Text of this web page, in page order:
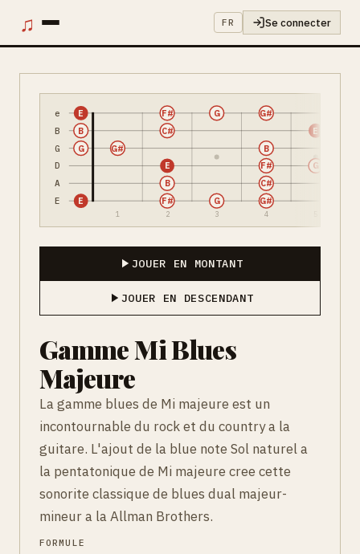
♫ FR Se connecter
e
B
G
D
A
E
1 2 3 4
E F# G G#
B C#
E F# G
G G# B
B C# E
E F# G G#
JOUER EN MONTANT
JOUER EN DESCENDANT
Gamme Mi Blues
Majeure
La gamme blues de Mi majeure est un
incontournable du rock et du country a la
guitare. L'ajout de la blue note Sol naturel a
la pentatonique de Mi majeure cree cette
sonorite classique de blues dual majeur-
mineur a la Allman Brothers.
FORMULE